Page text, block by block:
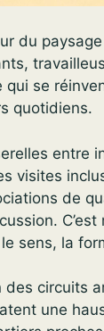
du
qui se
quotidiens.
entre
visites
de
C’est
sens, la
des circuits
une